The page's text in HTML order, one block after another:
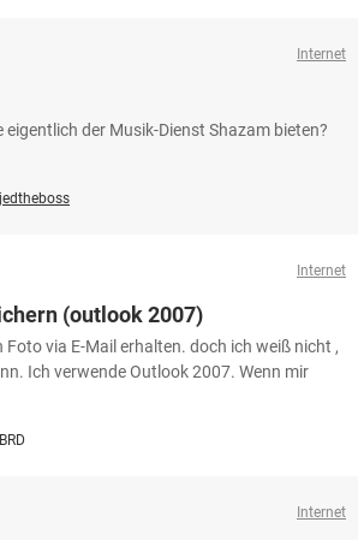
Internet
eigentlich der Musik-Dienst Shazam bieten?
jedtheboss
Internet
(outlook 2007)
Foto via E-Mail erhalten. doch ich weiß nicht ,
Ich verwende Outlook 2007. Wenn mir
BRD
Internet